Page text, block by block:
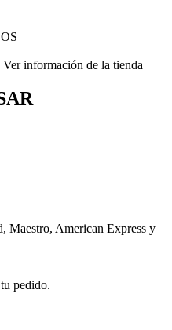
información de la tienda
Maestro, American Express y
pedido.